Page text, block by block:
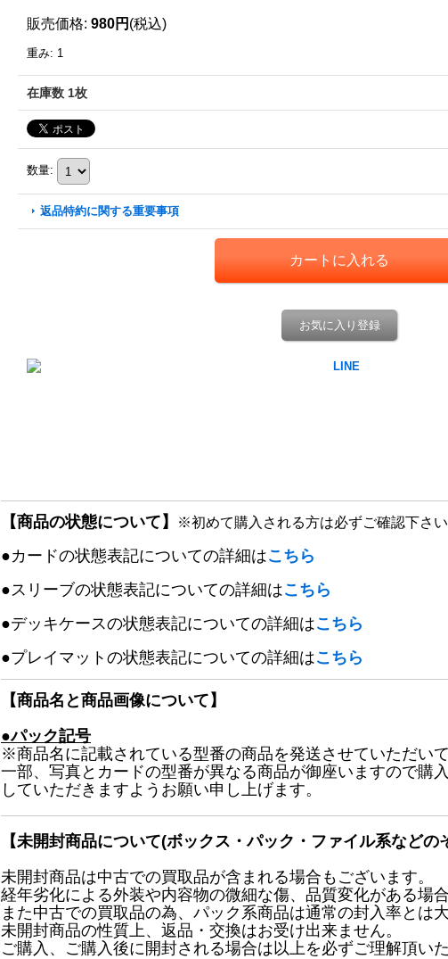
販売価格: 980円 (税込)
重み: 1
在庫数 1枚
数量:
返品特約に関する重要事項
お気に入り登録
【商品の状態について】 ※初めて購入される方は必ずご確認下さい
●カードの状態表記についての詳細はこちら
●スリーブの状態表記についての詳細はこちら
●デッキケースの状態表記についての詳細はこちら
●プレイマットの状態表記についての詳細はこちら
【商品名と商品画像について】
●パック記号
※商品名に記載されている型番の商品を発送させていただいて
一部、写真とカードの型番が異なる商品が御座いますので購
していただきますようお願い申し上げます。
【未開封商品について(ボックス・パック・ファイル系などの
未開封商品は中古での買取品が含まれる場合もございます。
経年劣化による外装や内容物の微細な傷、品質変化がある場
また中古での買取品の為、パック系商品は通常の封入率とは
未開封商品の性質上、返品・交換はお受け出来ません。
ご購入、ご購入後に開封される場合は以上を必ずご理解頂い